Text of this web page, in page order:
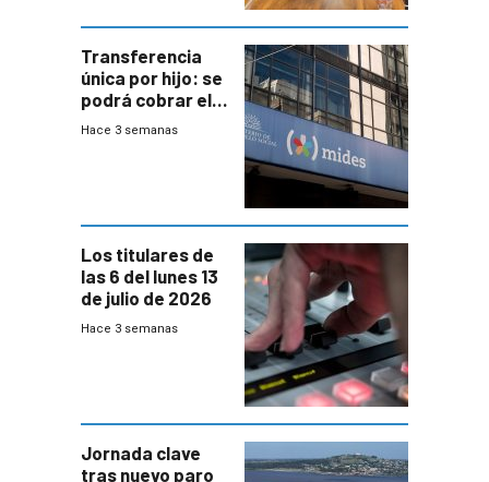
Transferencia
única por hijo: se
podrá cobrar el
100% en efectivo
Hace 3 semanas
Los titulares de
las 6 del lunes 13
de julio de 2026
Hace 3 semanas
Jornada clave
tras nuevo paro